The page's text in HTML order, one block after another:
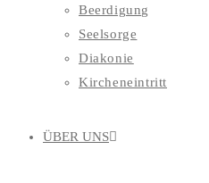
Beerdigung
Seelsorge
Diakonie
Kircheneintritt
ÜBER UNS